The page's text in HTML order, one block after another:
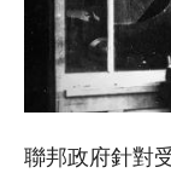
聯邦政府針對